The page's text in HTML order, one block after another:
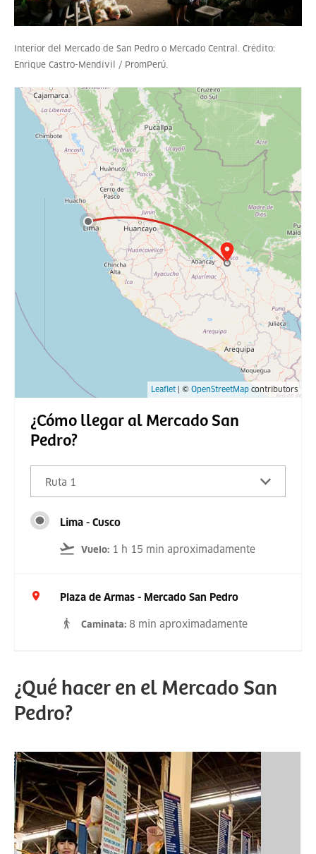
Interior del Mercado de San Pedro o Mercado Central. Crédito:
Enrique Castro-Mendívil / PromPerú.
Leaflet | © OpenStreetMap contributors
¿Cómo llegar al Mercado San
Pedro?
Ruta 1
Lima - Cusco
Vuelo: 1 h 15 min aproximadamente
Plaza de Armas - Mercado San Pedro
Caminata: 8 min aproximadamente
¿Qué hacer en el Mercado San
Pedro?